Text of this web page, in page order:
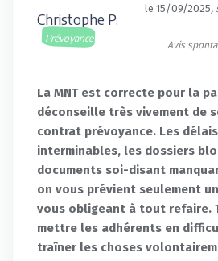
Christophe P.
Prévoyance
le 15/09/2025,
Avis
La MNT est correcte pour la
déconseille très vivement de
contrat prévoyance. Les
interminables, les dossiers
documents soi-disant
on vous prévient seulement
vous obligeant à tout refaire.
mettre les adhérents en
traîner les choses